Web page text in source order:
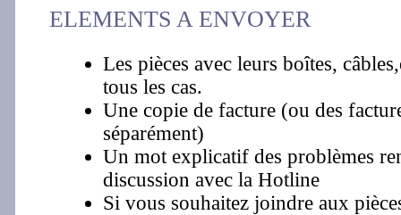
ELEMENTS A ENVOYER
Les pièces avec leurs boîtes,
tous les cas.
Une copie de facture (ou des
séparément)
Un mot explicatif des problèmes
discussion avec la Hotline
Si vous souhaitez joindre aux